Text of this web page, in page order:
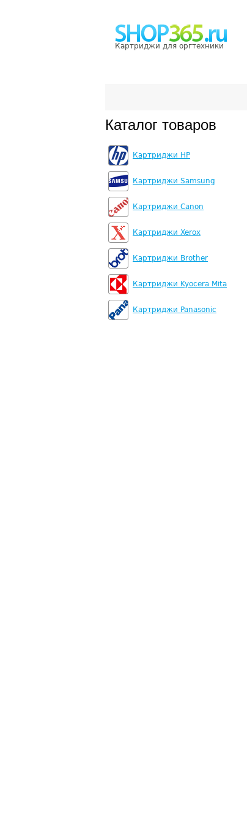
Картриджи для оргтехники
Каталог товаров
Картриджи HP
Картриджи Samsung
Картриджи Canon
Картриджи Xerox
Картриджи Brother
Картриджи Kyocera Mita
Картриджи Panasonic